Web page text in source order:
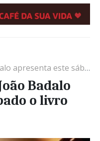
sábado o livro “Testemunho”
Badalo
o livro